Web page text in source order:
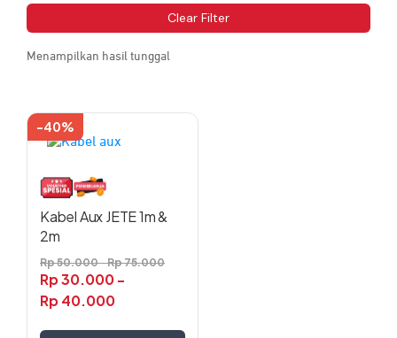
Clear Filter
Menampilkan hasil tunggal
-40%
Kabel Aux JETE 1m &
2m
Rp50.000-Rp75.000
Rp30.000-
Rp40.000
Produk
memiliki
beberapa
varian.
Pilihan
dapat
diambil
di
halaman